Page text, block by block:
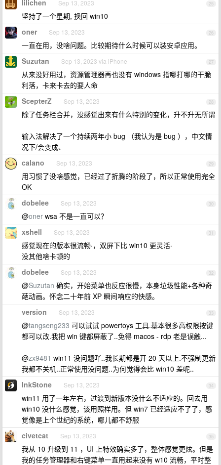
25
lilichen Sep 13, 2023
坚持了一个星期, 换回 win10
26
oner Sep 13, 2023
一直在用，没啥问题。比较期待什么时候可以装安卓应用。
27
Suzutan Sep 13, 2023 via iPhone
从来没好用过，资源管理器再也没有 windows 指哪打哪的干脆
利落，卡来卡去的要人命
28
ScepterZ Sep 13, 2023
除了任务栏合并，没感觉出来有什么特别的变化，升不升无所谓
输入法解决了一个持续两年小 bug （我认为是 bug ），中文情
况下/会变成、
29
calano Sep 13, 2023
用习惯了没啥感觉，已经过了折腾的阶段了，所以正常使用完全
OK
30
dobelee Sep 13, 2023
@oner wsa 不是一直可以？
31
xshell Sep 13, 2023
感觉现在的版本很流畅·，双屏下比 win10 更灵活·
没其他啥卡顿的
32
dobelee Sep 13, 2023
@Suzutan 确实，开始菜单也反应很慢，本身垃圾性能+各种奇
葩动画。怀念二十年前 XP 瞬间响应的快感。
33
version Sep 13, 2023
@tangseng233 可以试试 powertoys 工具.基本很多高权限按键
都可以改.我把 win 键都屏蔽了..免得 macos - rdp 老是误触...
@zx9481 win11 没问题吖..我长期都是开 20 天以上.不强制更新
我都不关机..正常使用没问题..为何觉得会比 win10 差呢..
34
InkStone Sep 13, 2023
win11 用了一年左右，过渡到新版本没什么不适应的。回去用
win10 没什么感觉，该用照样用。但 win7 已经适应不了了，感
觉像是上个世纪的系统，哪儿都不舒服
35
civetcat Sep 13, 2023
我从 10 升级到 11 ，UI 上特效确实多了，整体感觉更炫。但是
我的任务管理器和右键菜单一直用起来没有 w10 流畅，平时整